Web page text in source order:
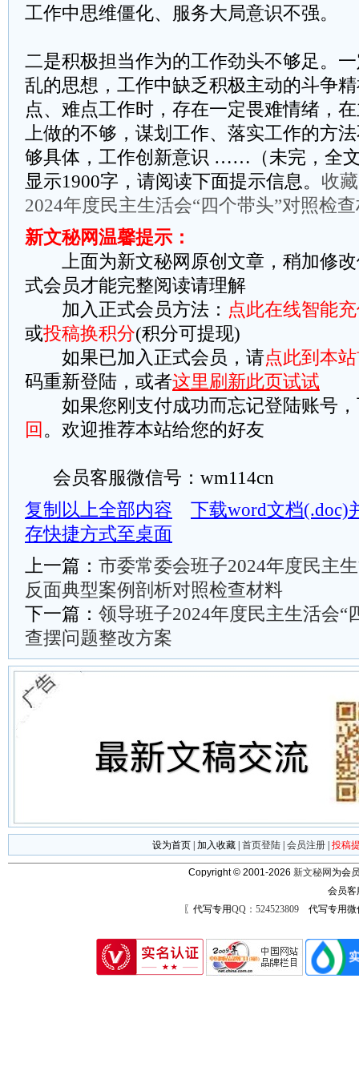
工作中思维僵化、服务大局意识不强。
二是积极担当作为的工作劲头不够足。
乱的思想，工作中缺乏积极主动的斗争
点、难点工作时，存在一定畏难情绪，
上做的不够，谋划工作、落实工作的方
够具体，工作创新意识 ……（未完，全
显示1900字，请阅读下面提示信息。 收
2024年度民主生活会“四个带头”对照检
新文秘网温馨提示：
上面为新文秘网原创文章，稍加修改
式会员才能完整阅读请理解
加入正式会员方法： 点此在线智能
或投稿换积分(积分可提现)
如果已加入正式会员，请点此到本
码重新登陆，或者这里刷新此页试试
如果您刚支付成功而忘记登陆账号，
回 。欢迎推荐本站给您的好友
会员客服微信号：wm114cn
复制以上全部内容
下载word文档(.doc)
存快捷方式至桌面
上一篇： 市委常委会班子2024年度民主
反面典型案例剖析对照检查材料
下一篇： 领导班子2024年度民主生活会“
查摆问题整改方案
设为首页 加入收藏 首页登陆 会员注册 投稿
Copyright © 2001-2026 新文秘网 为会
会员
〖代写专用QQ：524523809代写专用微